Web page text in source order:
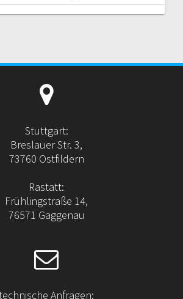
Stuttgart:
Breslauer Str. 3,
73760 Ostfildern
Rastatt:
Frühlingstraße 14,
76571 Gaggenau
Anfragen: